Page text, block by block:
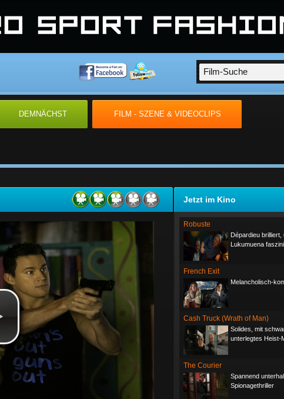
DEMNÄCHST FILM - SZENE & VIDEOCLIPS
Jetzt im Kino
Robuste
Dépardieu
Lukumuena
French Exit
Melancholisch-
Cash Truck (Wrath of Man)
Solides, mit
unterlegtes Heist-
The Courier
Spannend
Spionagethriller